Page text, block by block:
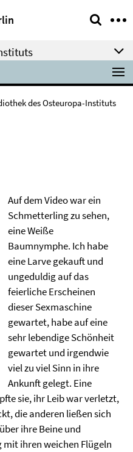
des Osteuropa-Instituts
Auf dem Video war ein
Schmetterling zu sehen,
eine Weiße
Baumnymphe. Ich habe
eine Larve gekauft und
ungeduldig auf das
feierliche Erscheinen
dieser Sexmaschine
gewartet, habe auf eine
sehr lebendige Schönheit
gewartet und irgendwie
viel zu viel Sinn in ihre
Ankunft gelegt. Eine
sie, ihr Leib war verletzt,
die anderen ließen sich
ihre Beine und
mit ihren weichen Flügeln